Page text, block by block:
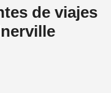
de viajes